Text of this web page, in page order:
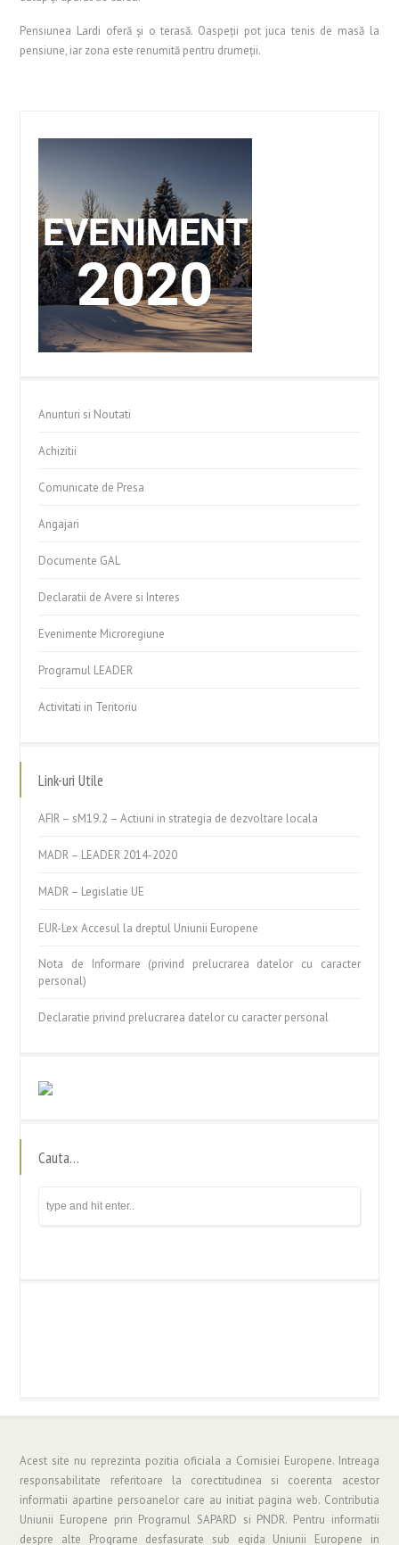
Pensiunea Lardi oferă și o terasă. Oaspeții pot juca tenis de masă la
pensiune, iar zona este renumită pentru drumeții.
Anunturi si Noutati
Achizitii
Comunicate de Presa
Angajari
Documente GAL
Declaratii de Avere si Interes
Evenimente Microregiune
Programul LEADER
Activitati in Teritoriu
Link-uri Utile
AFIR – sM19.2 – Actiuni in strategia de dezvoltare locala
MADR – LEADER 2014-2020
MADR – Legislatie UE
EUR-Lex Accesul la dreptul Uniunii Europene
Nota de Informare (privind prelucrarea datelor cu caracter
personal)
Declaratie privind prelucrarea datelor cu caracter personal
Cauta…
Acest site nu reprezinta pozitia oficiala a Comisiei Europene. Intreaga
responsabilitate referitoare la corectitudinea si coerenta acestor
informatii apartine persoanelor care au initiat pagina web. Contributia
Uniunii Europene prin Programul SAPARD si PNDR. Pentru informatii
despre alte Programe desfasurate sub egida Uniunii Europene in